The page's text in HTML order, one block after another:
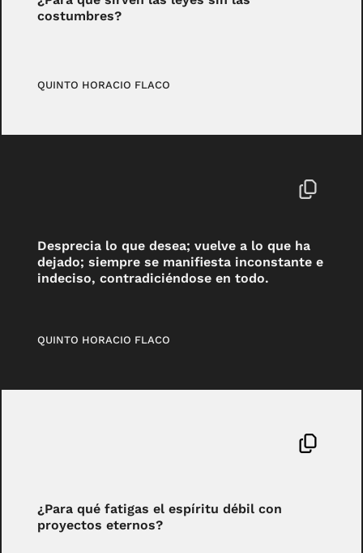
costumbres?
QUINTO HORACIO FLACO
Desprecia lo que desea; vuelve a lo que ha
dejado; siempre se manifiesta inconstante e
indeciso, contradiciéndose en todo.
QUINTO HORACIO FLACO
¿Para qué fatigas el espíritu débil con
proyectos eternos?